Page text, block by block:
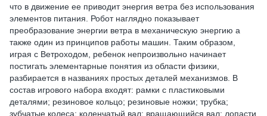
что в движение ее приводит энергия ветра без использования
элементов питания. Робот наглядно показывает
преобразование энергии ветра в механическую энергию а
также один из принципов работы машин. Таким образом,
играя с Ветроходом, ребенок непроизвольно начинает
постигать элементарные понятия из области физики,
разбирается в названиях простых деталей механизмов. В
состав игрового набора входят: рамки с пластиковыми
деталями; резиновое кольцо; резиновые ножки; трубка;
зубчатые колеса; коленчатый вал; вращающийся вал; лопасти